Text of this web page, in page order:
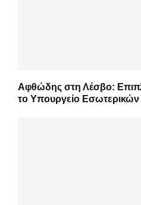
Αφθώδης στη Λέσβο:
το Υπουργείο Εσωτερικών